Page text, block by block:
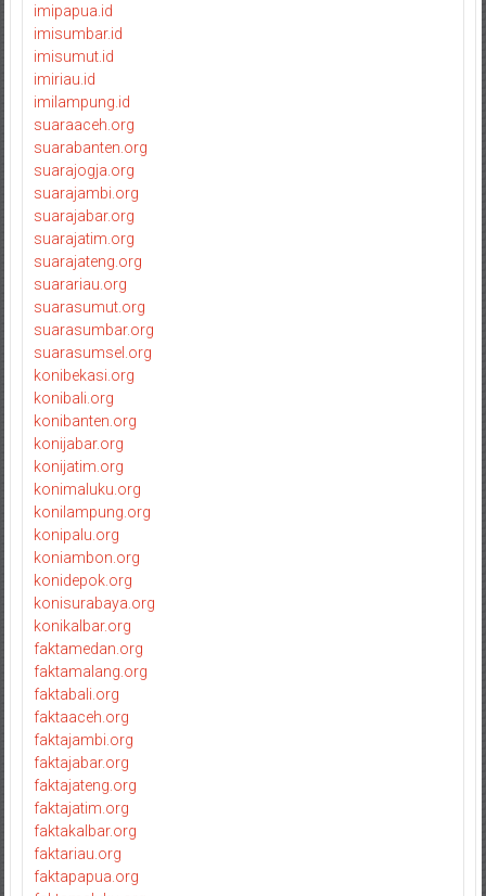
imipapua.id
imisumbar.id
imisumut.id
imiriau.id
imilampung.id
suaraaceh.org
suarabanten.org
suarajogja.org
suarajambi.org
suarajabar.org
suarajatim.org
suarajateng.org
suarariau.org
suarasumut.org
suarasumbar.org
suarasumsel.org
konibekasi.org
konibali.org
konibanten.org
konijabar.org
konijatim.org
konimaluku.org
konilampung.org
konipalu.org
koniambon.org
konidepok.org
konisurabaya.org
konikalbar.org
faktamedan.org
faktamalang.org
faktabali.org
faktaaceh.org
faktajambi.org
faktajabar.org
faktajateng.org
faktajatim.org
faktakalbar.org
faktariau.org
faktapapua.org